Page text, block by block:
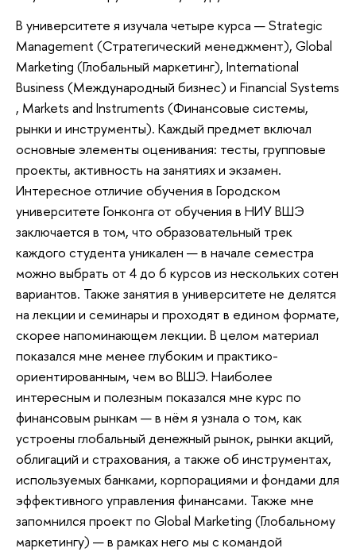
В университете я изучала четыре курса — Strategic
Management (Стратегический менеджмент), Global
Marketing (Глобальный маркетинг), International
Business (Международный бизнес) и Financial Systems
, Markets and Instruments (Финансовые системы,
рынки и инструменты). Каждый предмет включал
основные элементы оценивания: тесты, групповые
проекты, активность на занятиях и экзамен.
Интересное отличие обучения в Городском
университете Гонконга от обучения в НИУ ВШЭ
заключается в том, что образовательный трек
каждого студента уникален — в начале семестра
можно выбрать от 4 до 6 курсов из нескольких сотен
вариантов. Также занятия в университете не делятся
на лекции и семинары и проходят в едином формате,
скорее напоминающем лекции. В целом материал
показался мне менее глубоким и практико-
ориентированным, чем во ВШЭ. Наиболее
интересным и полезным показался мне курс по
финансовым рынкам — в нём я узнала о том, как
устроены глобальный денежный рынок, рынки акций,
облигаций и страхования, а также об инструментах,
используемых банками, корпорациями и фондами для
эффективного управления финансами. Также мне
запомнился проект по Global Marketing (Глобальному
маркетингу) — в рамках него мы с командой